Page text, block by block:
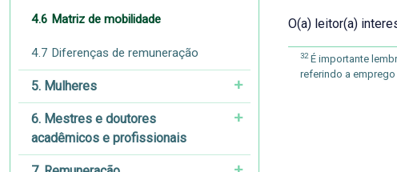
4.6 Matriz de mobilidade
4.7 Diferenças de remuneração
5. Mulheres
6. Mestres e doutores
acadêmicos e profissionais
O(a) leitor(a)
32É importante
referindo a